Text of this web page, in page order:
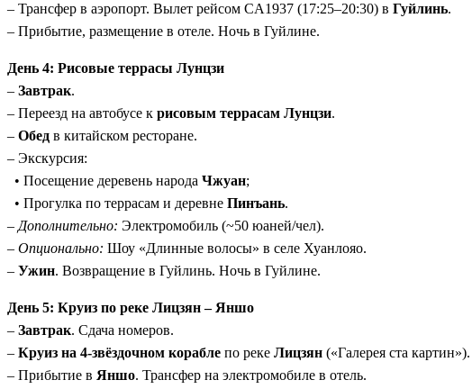
– Трансфер в аэропорт. Вылет рейсом CA1937 (17:25–20:30) в Гуйлинь.
– Прибытие, размещение в отеле. Ночь в Гуйлине.
День 4: Рисовые террасы Лунцзи
– Завтрак.
– Переезд на автобусе к рисовым террасам Лунцзи.
– Обед в китайском ресторане.
– Экскурсия:
• Посещение деревень народа Чжуан;
• Прогулка по террасам и деревне Пинъань.
– Дополнительно: Электромобиль (~50 юаней/чел).
– Опционально: Шоу «Длинные волосы» в селе Хуанлояо.
– Ужин. Возвращение в Гуйлинь. Ночь в Гуйлине.
День 5: Круиз по реке Лицзян – Яншо
– Завтрак. Сдача номеров.
– Круиз на 4-звёздочном корабле по реке Лицзян («Галерея ста картин»).
– Прибытие в Яншо. Трансфер на электромобиле в отель.